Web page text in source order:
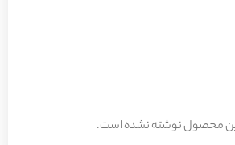
محصول نوشته نشده است.